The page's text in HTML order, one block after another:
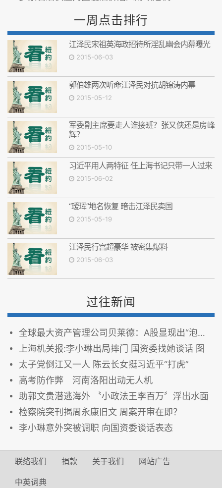
一周点击排行
江泽民宋祖英海政招待所淫乱幽会内幕曝光
2015-06-03
郭伯雄两次听命江泽民对抗胡锦涛内幕
2015-05-12
军委副主席要走人谁接班？张又侠还是房峰
辉？
2015-05-10
习近平用人两特征 任上海书记只带一人过来
2015-06-02
“瑷珲”地名恢复 暗击江泽民卖国
2015-05-19
江泽民行宫超豪华 被密集爆料
2015-06-03
过往新闻
全球最大资产管理公司贝莱德：A股显现出“泡沫化”
上海机关报:李小琳出局摔门 国资委找她谈话 图
太子党倒江又一人 陈云长女挺习近平“打虎”
高考防作弊 河南洛阳出动无人机
助郭文贵潜逃海外 〝小政法王李百万〞浮出水面
检察院突刊揭周永康旧文 周案开审在即？
李小琳意外突被调职 向国资委谈话表态
联络我们 捐款 关于我们 网站广告
中英词典